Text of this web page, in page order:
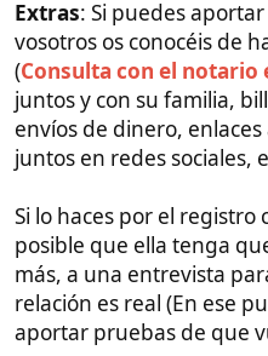
escanearlo para enviarlo?
a rellenarlodesde España,
ella fue a una copistería o
impresión, se lo imprimieron,
y me lo enviaron a mi, y yo lo
Al cabo de unas semanasle
consul, que es una figura de
proceso.
Allí son amables y simpáticos,
en inglés
. El mismo día le
Español, listo para usarse en
necesita ser apostillado ni